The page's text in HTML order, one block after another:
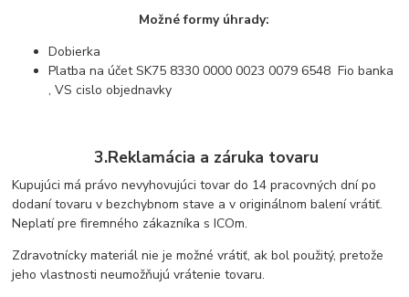
Možné formy úhrady:
Dobierka
Platba na účetSK75 8330 0000 0023 0079 6548 Fio banka
, VS cislo objednavky
3.Reklamácia a záruka tovaru
Kupujúci má právo nevyhovujúci tovar do 14 pracovných dní po
dodaní tovaru v bezchybnom stave a v originálnom balení vrátiť.
Neplatí pre firemného zákazníka s ICOm.
Zdravotnícky materiál nie je možné vrátiť, ak bol použitý, pretože
jeho vlastnosti neumožňujú vrátenie tovaru.